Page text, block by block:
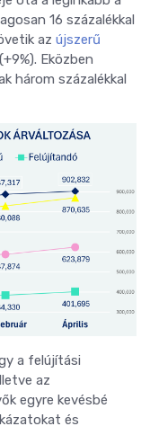
16 százalékkal
az újszerű
Eközben
három százalékkal
a felújítási
az
egyre kevésbé
és